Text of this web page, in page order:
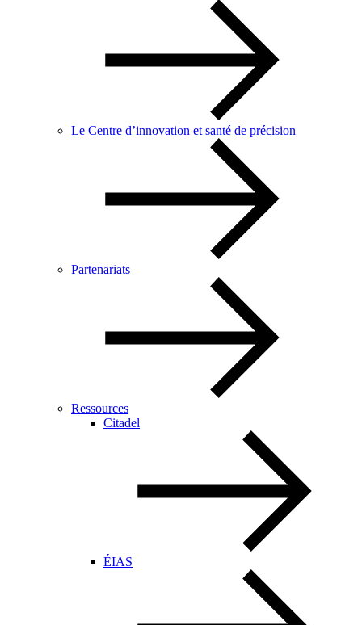
Le Centre d’innovation et santé de précision
Partenariats
Ressources
Citadel
ÉIAS